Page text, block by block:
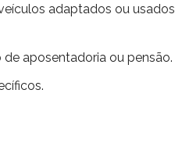
adaptados ou usados
aposentadoria ou pensão.